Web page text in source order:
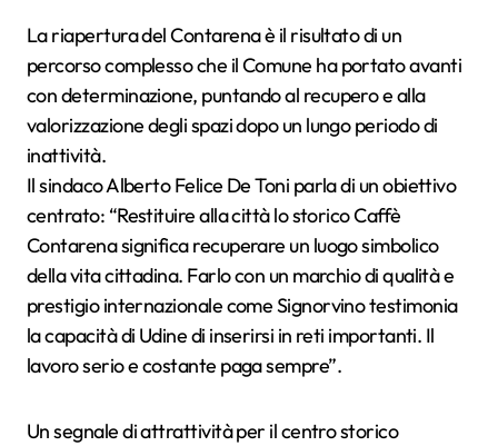
La riapertura del Contarena è il risultato di un
percorso complesso che il Comune ha portato avanti
con determinazione, puntando al recupero e alla
valorizzazione degli spazi dopo un lungo periodo di
inattività.
Il sindaco Alberto Felice De Toni parla di un obiettivo
centrato: “Restituire alla città lo storico Caffè
Contarena significa recuperare un luogo simbolico
della vita cittadina. Farlo con un marchio di qualità e
prestigio internazionale come Signorvino testimonia
la capacità di Udine di inserirsi in reti importanti. Il
lavoro serio e costante paga sempre”.
Un segnale di attrattività per il centro storico